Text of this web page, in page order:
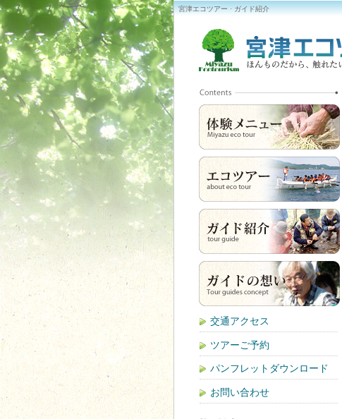
宮津エコツアー · ガイド紹介
交通アクセス
ツアーご予約
パンフレットダウンロード
お問い合わせ